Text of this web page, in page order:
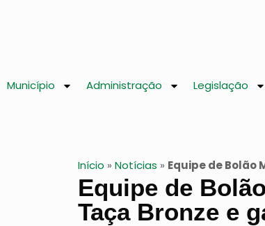
Município Administração Legislação
Início » Notícias » Equipe de Bolão
Equipe de
Taça Bronze e